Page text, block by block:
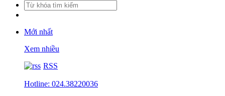
Mới nhất
Xem nhiều
RSS
Hotline: 024.38220036